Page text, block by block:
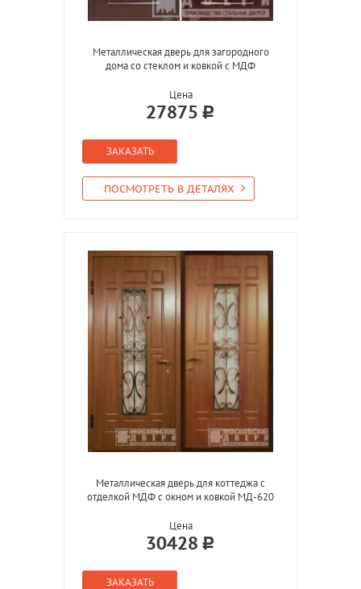
Металлическая дверь для загородного
дома со стеклом и ковкой с МДФ
Цена
27875
ЗАКАЗАТЬ
ПОСМОТРЕТЬ В ДЕТАЛЯХ
Металлическая дверь для коттеджа с
отделкой МДФ с окном и ковкой МД-620
Цена
30428
ЗАКАЗАТЬ